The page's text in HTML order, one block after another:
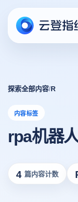
探索全部内容/R
内容标签
rpa机器
4 篇内容计数